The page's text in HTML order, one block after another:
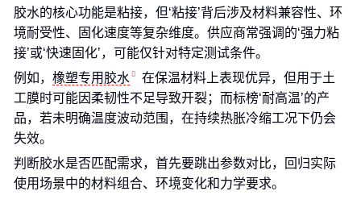
胶水的核心功能是粘接，但‘粘接’背后涉及材料兼容性、环
境耐受性、固化速度等复杂维度。供应商常强调的‘强力粘
接’或‘快速固化’，可能仅针对特定测试条件。
例如， 橡塑专用胶水
在保温材料上表现优异，但用于土
工膜时可能因柔韧性不足导致开裂；而标榜‘耐高温’的产
品，若未明确温度波动范围，在持续热胀冷缩工况下仍会
失效。
判断胶水是否匹配需求，首先要跳出参数对比，回归实际
使用场景中的材料组合、环境变化和力学要求。